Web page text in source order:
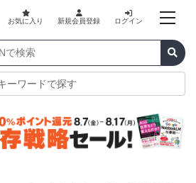
お気に入り 新規会員登録 ログイン
ーワードで探す